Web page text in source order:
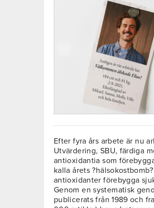
Efter fyra års arbete är nu
Utvärdering, SBU, färdiga
antioxidantia som
kalla årets
antioxidanter förebygga
Genom en systematisk
publicerats från 1989 och